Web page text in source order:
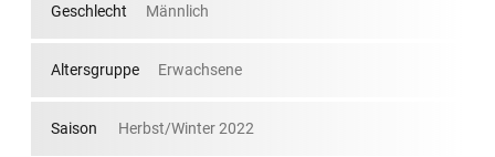
Geschlecht Männlich
Altersgruppe Erwachsene
Saison Herbst/Winter 2022